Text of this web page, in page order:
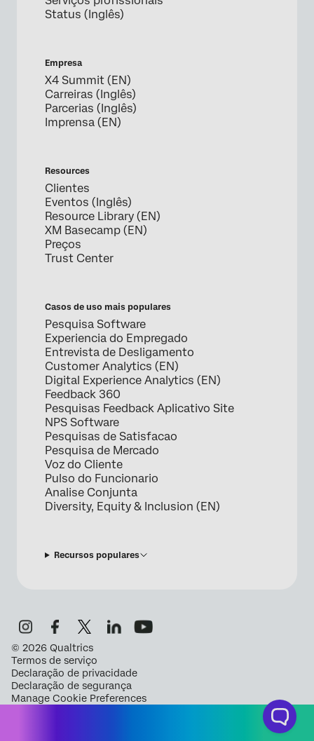
Status (Inglês)
Empresa
X4 Summit (EN)
Carreiras (Inglês)
Parcerias (Inglês)
Imprensa (EN)
Resources
Clientes
Eventos (Inglês)
Resource Library (EN)
XM Basecamp (EN)
Preços
Trust Center
Casos de uso mais populares
Pesquisa Software
Experiencia do Empregado
Entrevista de Desligamento
Customer Analytics (EN)
Digital Experience Analytics (EN)
Feedback 360
Pesquisas Feedback Aplicativo Site
NPS Software
Pesquisas de Satisfacao
Pesquisa de Mercado
Voz do Cliente
Pulso do Funcionario
Analise Conjunta
Diversity, Equity & Inclusion (EN)
Recursos populares
© 2026 Qualtrics
Termos de serviço
Declaração de privacidade
Declaração de segurança
Manage Cookie Preferences